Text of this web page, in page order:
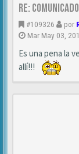
Re:
#109326 por
Mar May 03,
Es una pena la
allí!!!